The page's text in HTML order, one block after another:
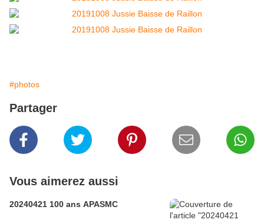
#photos
Partager
Vous aimerez aussi
20240421 100 ans APASMC